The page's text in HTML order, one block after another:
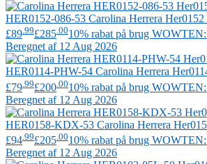
HER0152-086-53 Carolina Herrera Her0152
£89 .99£285 .0010% rabat på brug
Beregnet af 12 Aug 2026
HER0114-PHW-54 Carolina Herrera
£79 .99£200 .0010% rabat på brug WOWTEN:
Beregnet af 12 Aug 2026
HER0158-KDX-53 Carolina Herrera
£94 .99£205 .0010% rabat på brug
Beregnet af 12 Aug 2026